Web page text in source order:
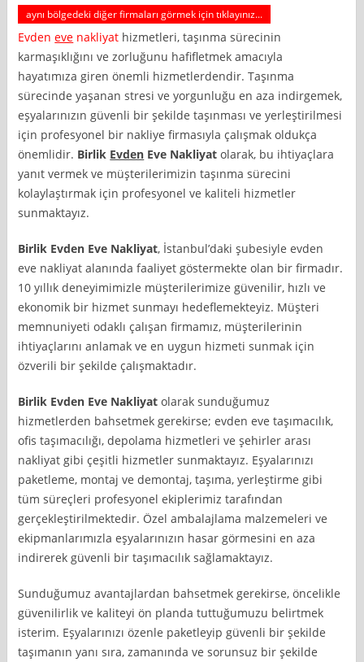
aynı bölgedeki diğer firmaları görmek için tıklayınız...
Evdeneve nakliyat hizmetleri, taşınma sürecinin
karmaşıklığını ve zorluğunu hafifletmek amacıyla
hayatımıza giren önemli hizmetlerdendir. Taşınma
sürecinde yaşanan stresi ve yorgunluğu en aza indirgemek,
eşyalarınızın güvenli bir şekilde taşınması ve yerleştirilmesi
için profesyonel bir nakliye firmasıyla çalışmak oldukça
önemlidir. Birlik Evden Eve Nakliyat olarak, bu ihtiyaçlara
yanıt vermek ve müşterilerimizin taşınma sürecini
kolaylaştırmak için profesyonel ve kaliteli hizmetler
sunmaktayız.
Birlik Evden Eve Nakliyat, İstanbul’daki şubesiyle evden
eve nakliyat alanında faaliyet göstermekte olan bir firmadır.
10 yıllık deneyimimizle müşterilerimize güvenilir, hızlı ve
ekonomik bir hizmet sunmayı hedeflemekteyiz. Müşteri
memnuniyeti odaklı çalışan firmamız, müşterilerinin
ihtiyaçlarını anlamak ve en uygun hizmeti sunmak için
özverili bir şekilde çalışmaktadır.
Birlik Evden Eve Nakliyat olarak sunduğumuz
hizmetlerden bahsetmek gerekirse; evden eve taşımacılık,
ofis taşımacılığı, depolama hizmetleri ve şehirler arası
nakliyat gibi çeşitli hizmetler sunmaktayız. Eşyalarınızı
paketleme, montaj ve demontaj, taşıma, yerleştirme gibi
tüm süreçleri profesyonel ekiplerimiz tarafından
gerçekleştirilmektedir. Özel ambalajlama malzemeleri ve
ekipmanlarımızla eşyalarınızın hasar görmesini en aza
indirerek güvenli bir taşımacılık sağlamaktayız.
Sunduğumuz avantajlardan bahsetmek gerekirse, öncelikle
güvenilirlik ve kaliteyi ön planda tuttuğumuzu belirtmek
isterim. Eşyalarınızı özenle paketleyip güvenli bir şekilde
taşımanın yanı sıra, zamanında ve sorunsuz bir şekilde